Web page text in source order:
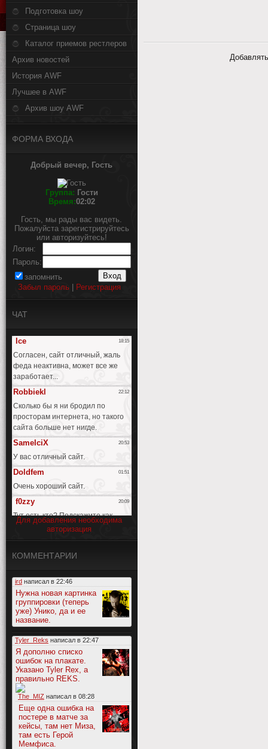
Подготовка шоу
Страница шоу
Каталог приемов рестлеров
Архив новостей
История AWF
Лучшее в AWF
Архив шоу AWF
ФОРМА ВХОДА
Добрый вечер, Гость
Группа: Гости
Время:02:02
Гость, мы рады вас видеть.
Пожалуйста зарегистрируйтесь
или авторизуйтесь!
Логин:
Пароль:
запомнить
Забыл пароль
Регистрация
ЧАТ
Для добавления необходима
авторизация
КОММЕНТАРИИ
ird написал в 22:46
Нужна новая картинка
группировки (теперь
уже) Унико, да и ее
название.
Tyler_Reks написал в 22:47
Я дополню списко
ошибок на плакате.
Указано Tyler Rex, а
правильно REKS.
The_MIZ написал в 08:28
Еще одна ошибка на
постере в матче за
кейсы, там нет Миза,
там есть Герой
Мемфиса.